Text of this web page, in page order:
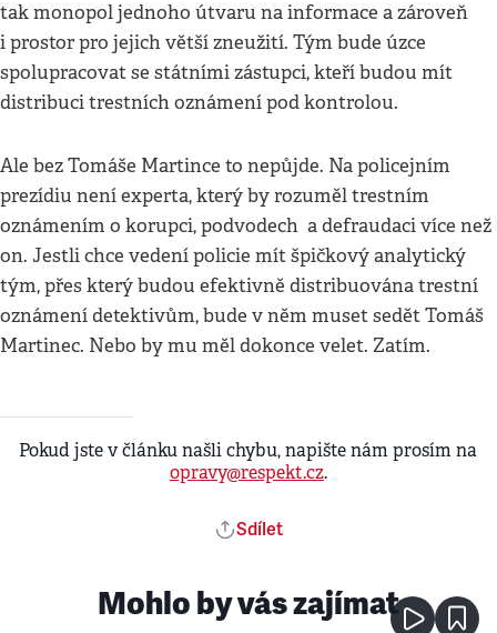
tak monopol jednoho útvaru na informace a zároveň
i prostor pro jejich větší zneužití. Tým bude úzce
spolupracovat se státními zástupci, kteří budou mít
distribuci trestních oznámení pod kontrolou.
Ale bez Tomáše Martince to nepůjde. Na policejním
prezídiu není experta, který by rozuměl trestním
oznámením o korupci, podvodech a defraudaci více než
on. Jestli chce vedení policie mít špičkový analytický
tým, přes který budou efektivně distribuována trestní
oznámení detektivům, bude v něm muset sedět Tomáš
Martinec. Nebo by mu měl dokonce velet. Zatím.
Pokud jste v článku našli chybu, napište nám prosím na
opravy@respekt.cz.
Sdílet
Mohlo by vás zajímat